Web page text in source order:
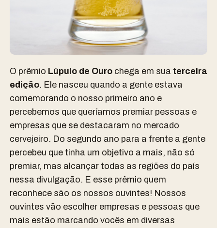
O prêmio Lúpulo de Ouro chega em sua terceira
edição. Ele nasceu quando a gente estava
comemorando o nosso primeiro ano e
percebemos que queríamos premiar pessoas e
empresas que se destacaram no mercado
cervejeiro. Do segundo ano para a frente a gente
percebeu que tinha um objetivo a mais, não só
premiar, mas alcançar todas as regiões do país
nessa divulgação. E esse prêmio quem
reconhece são os nossos ouvintes! Nossos
ouvintes vão escolher empresas e pessoas que
mais estão marcando vocês em diversas